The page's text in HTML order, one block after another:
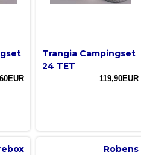
Trangia Campingset
24 TET
119,90EUR
Robens